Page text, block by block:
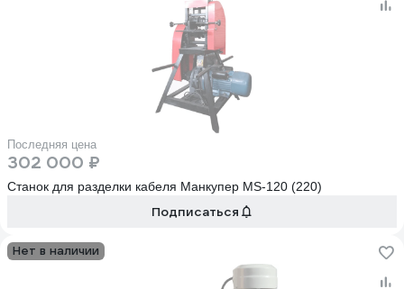
Последняя цена
302 000 ₽
Станок для разделки кабеля Манкупер MS-120 (220)
Подписаться
Нет в наличии